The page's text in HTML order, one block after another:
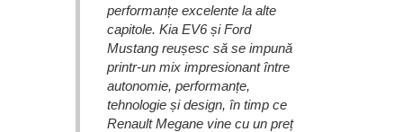
performanțe excelente la alte
capitole. Kia EV6 și Ford
Mustang reușesc să se impună
printr-un mix impresionant între
autonomie, performanțe,
tehnologie și design, în timp ce
Renault Megane vine cu un preț